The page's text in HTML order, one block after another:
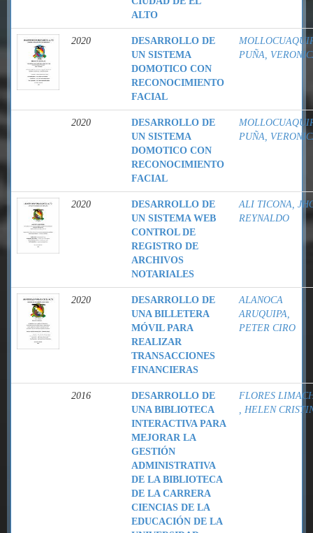
ALTO
2020
DESARROLLO DE
UN SISTEMA
DOMOTICO CON
RECONOCIMIENTO
FACIAL
PUÑA,
2020
DESARROLLO DE
UN SISTEMA
DOMOTICO CON
RECONOCIMIENTO
FACIAL
PUÑA,
2020
DESARROLLO DE
UN SISTEMA WEB
CONTROL DE
REGISTRO DE
ARCHIVOS
NOTARIALES
ALI TICONA,
REYNALDO
2020
DESARROLLO DE
UNA BILLETERA
MÓVIL PARA
REALIZAR
TRANSACCIONES
FINANCIERAS
ALANOCA
ARUQUIPA,
PETER CIRO
2016
DESARROLLO DE
UNA BIBLIOTECA
INTERACTIVA PARA
MEJORAR LA
GESTIÓN
ADMINISTRATIVA
DE LA BIBLIOTECA
DE LA CARRERA
CIENCIAS DE LA
EDUCACIÓN DE LA
FLORES
, HELEN